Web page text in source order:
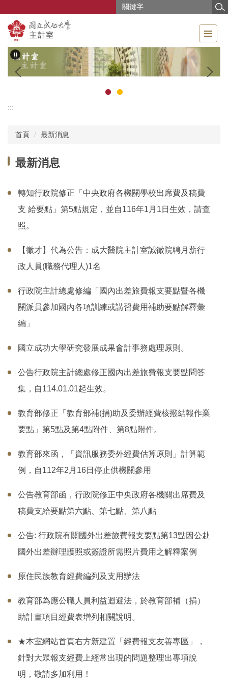
主
要
內
容
:::
首頁 最新消息
最新消息
轉知行政院修正「中央政府各機關學校出席費及稿費
支 給要點」第5點規定，並自116年1月1日生效，請查
照。
【徵才】代為公告：成大醫院主計室誠徵院聘月薪行
政人員(職務代理人)1名
行政院主計總處修編「國內出差旅費報支要點暨各機
關派員參加國內各項訓練或講習費用補助要點解釋彙
編」
國立成功大學研究發展成果會計事務處理原則。
公告行政院主計總處修正國內出差旅費報支要點問答
集，自114.01.01起生效。
教育部修正「教育部補(捐)助及委辦經費核撥結報作業
要點」第5點及第4點附件、第8點附件。
教育部來函，「資訊服務委外經費估算原則」計算範
例，自112年2月16日停止供機關參用
公告教育部函，行政院修正中央政府各機關出席費及
稿費支給要點第六點、第七點、第八點
公告: 行政院有關國外出差旅費報支要點第13點因公赴
國外出差辦理護照或簽證所需照片費用之解釋案例
原住民族教育經費編列及支用辦法
教育部為應公職人員利益迴避法，於教育部補（捐）
助計畫項目經費表增列相關說明。
★本室網站首頁右方新建置「經費報支友善專區」，
針對大眾報支經費上經常出現的問題整理出專項說
明，敬請多加利用！